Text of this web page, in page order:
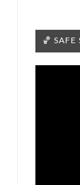
🏀 SAFE